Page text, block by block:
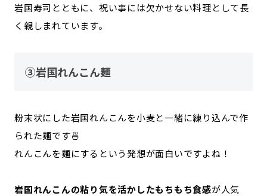
岩国寿司とともに、祝い事には欠かせない料理として長
く親しまれています。
③岩国れんこん麺
粉末状にした岩国れんこんを小麦と一緒に練り込んで作
られた麺です🍜
れんこんを麺にするという発想が面白いですよね！
岩国れんこんの粘り気を活かしたもちもち食感が人気